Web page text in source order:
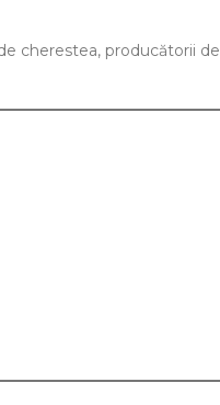
cherestea, producătorii de